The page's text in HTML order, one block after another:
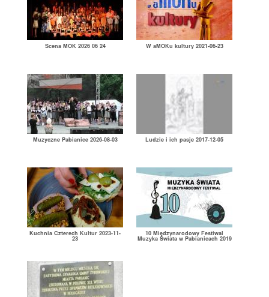
Scena MOK 2026 06 24 W aMOKu kultury 2021-06-23
Muzyczne Pabianice 2026-08-03 Ludzie i ich pasje 2017-12-05
Kuchnia Czterech Kultur 2023-11-
23
10 Międzynarodowy Festiwal
Muzyka Świata w Pabianicach 2019